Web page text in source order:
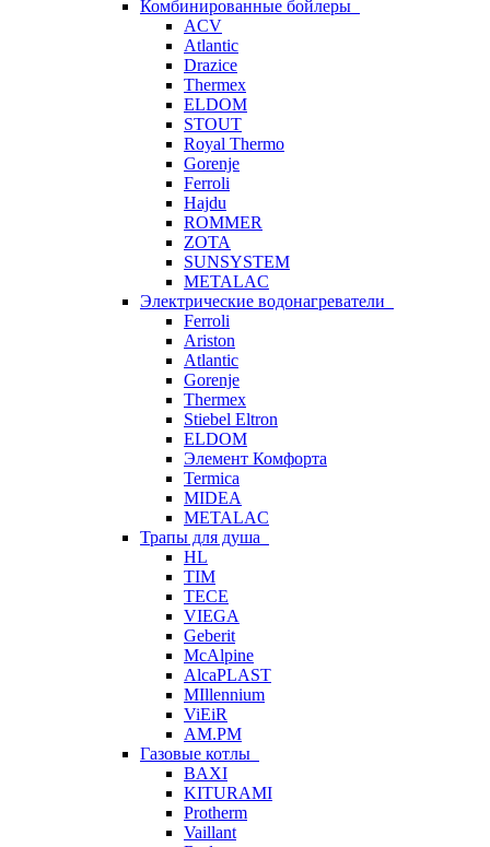
Комбинированные бойлеры
ACV
Atlantic
Drazice
Thermex
ELDOM
STOUT
Royal Thermo
Gorenje
Ferroli
Hajdu
ROMMER
ZOTA
SUNSYSTEM
METALAC
Электрические водонагреватели
Ferroli
Ariston
Atlantic
Gorenje
Thermex
Stiebel Eltron
ELDOM
Элемент Комфорта
Termica
MIDEA
METALAC
Трапы для душа
HL
TIM
TECE
VIEGA
Geberit
McAlpine
AlcaPLAST
MIllennium
ViEiR
AM.PM
Газовые котлы
BAXI
KITURAMI
Protherm
Vaillant